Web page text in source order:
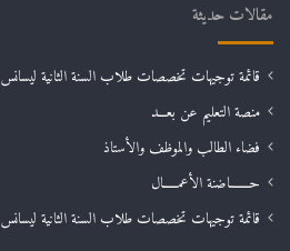
مقالات حديثة
قائمة توجيهات تخصصات طلاب السنة الثانية ليسانس للسنة
منصة التعليم عن بعـــد
فضاء الطالب والموظف والأستاذ
حـــــــاضنة الأعمـــــال
قائمة توجيهات تخصصات طلاب السنة الثانية ليسانس للسنة